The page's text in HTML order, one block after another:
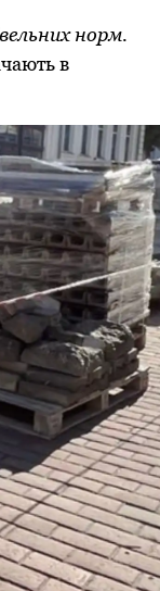
норм.
в